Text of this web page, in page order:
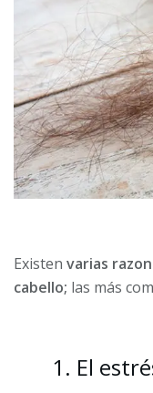
Existen varias
cabello; las más
1. El